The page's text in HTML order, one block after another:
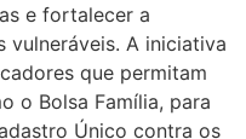
e fortalecer a
vulneráveis. A iniciativa
que permitam
o Bolsa Família, para
Único contra os